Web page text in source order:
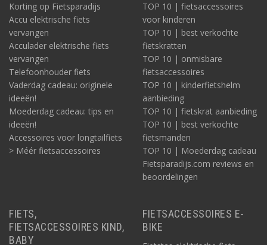
Korting op Fietsparadijs
Accu elektrische fiets
vervangen
Acculader elektrische fiets
vervangen
Telefoonhouder fiets
Vaderdag cadeau: originele
ideeën!
Moederdag cadeau: tips en
ideeën!
Accessoires voor longtailfiets
> Méér fietsaccessoires
TOP 10 | fietsaccessoires
voor kinderen
TOP 10 | best verkochte
fietskratten
TOP 10 | onmisbare
fietsaccessoires
TOP 10 | kinderfietshelm
aanbieding
TOP 10 | fietskrat aanbieding
TOP 10 | best verkochte
fietsmanden
TOP 10 | Moederdag cadeau
Fietsparadijs.com reviews en
beoordelingen
FIETS,
FIETSACCESSOIRES KIND,
BABY
FIETSACCESSOIRES E-
BIKE